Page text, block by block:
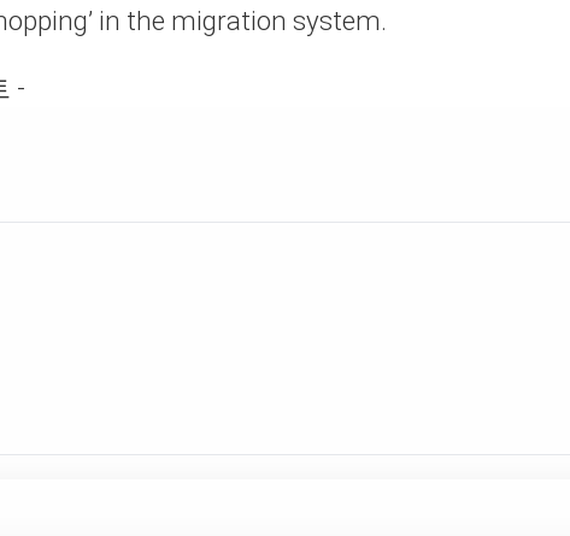
in the migration system.
-